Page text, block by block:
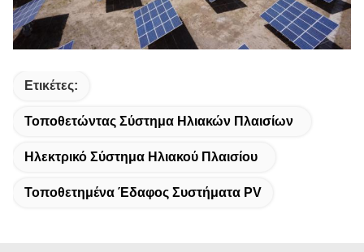
Ετικέτες:
Τοποθετώντας Σύστημα Ηλιακών Πλαισίων
Ηλεκτρικό Σύστημα Ηλιακού Πλαισίου
Τοποθετημένα Έδαφος Συστήματα PV